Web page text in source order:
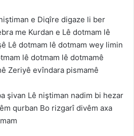
e Diqîre digaze li ber
me Kurdan e Lê dotmam lê
Lê dotmam lê dotmam wey limin
lê dotmam lê dotmamê
Zeriyê evîndara pismamê
şivan Lê niştiman nadim bi hezar
qurban Bo rizgarî divêm axa